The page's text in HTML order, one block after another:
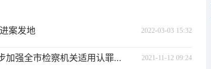
2022-03-03 15:32
案发地
2021-11-12 09:24
加强全市检察机关适用认罪...